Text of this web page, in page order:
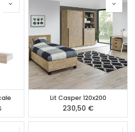
Lit Casper 120x200
230,50 €